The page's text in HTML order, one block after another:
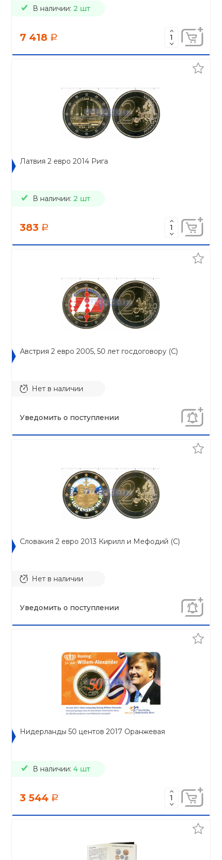
В наличии: 2 шт
7 418 a
Латвия 2 евро 2014 Рига
В наличии: 2 шт
383 a
Австрия 2 евро 2005, 50 лет госдоговору (C)
Нет в наличии
Уведомить о поступлении
Словакия 2 евро 2013 Кирилл и Мефодий (C)
Нет в наличии
Уведомить о поступлении
Нидерланды 50 центов 2017 Оранжевая
В наличии: 4 шт
3 544 a